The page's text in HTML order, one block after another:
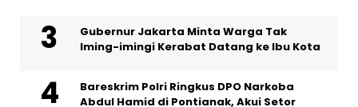
Gubernur Jakarta Minta Warga Tak
Iming-imingi Kerabat Datang ke Ibu Kota
Bareskrim Polri Ringkus DPO Narkoba
Abdul Hamid di Pontianak, Akui Setor